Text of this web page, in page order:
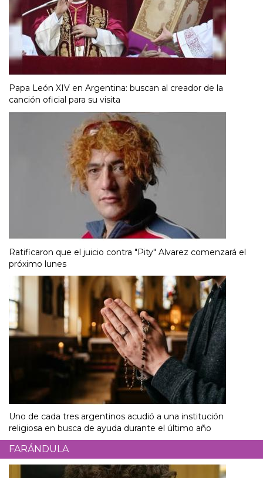
Papa León XIV en Argentina: buscan al creador de la
canción oficial para su visita
Ratificaron que el juicio contra "Pity" Alvarez comenzará el
próximo lunes
Uno de cada tres argentinos acudió a una institución
religiosa en busca de ayuda durante el último año
FARÁNDULA